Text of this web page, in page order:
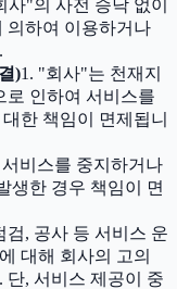
"의 사전 승낙 없이
의하여 이용하거나
)1. "회사"는 천재지
로 인하여 서비스를
한 책임이 면제됩니
비스를 중지하거나
생한 경우 책임이 면
검, 공사 등 서비스 운
대해 회사의 고의
단, 서비스 제공이 중